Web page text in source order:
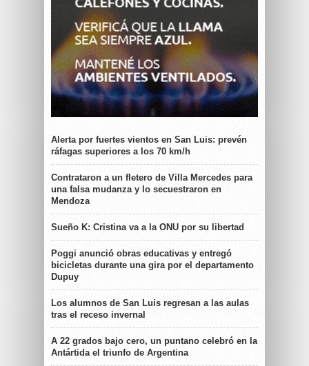
Alerta por fuertes vientos en San Luis: prevén
ráfagas superiores a los 70 km/h
Contrataron a un fletero de Villa Mercedes para
una falsa mudanza y lo secuestraron en
Mendoza
Sueño K: Cristina va a la ONU por su libertad
Poggi anunció obras educativas y entregó
bicicletas durante una gira por el departamento
Dupuy
Los alumnos de San Luis regresan a las aulas
tras el receso invernal
A 22 grados bajo cero, un puntano celebró en la
Antártida el triunfo de Argentina